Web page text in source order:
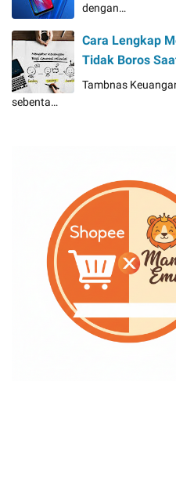
dengan…
Cara Lengkap
Tidak Boros
Tambnas
sebenta…